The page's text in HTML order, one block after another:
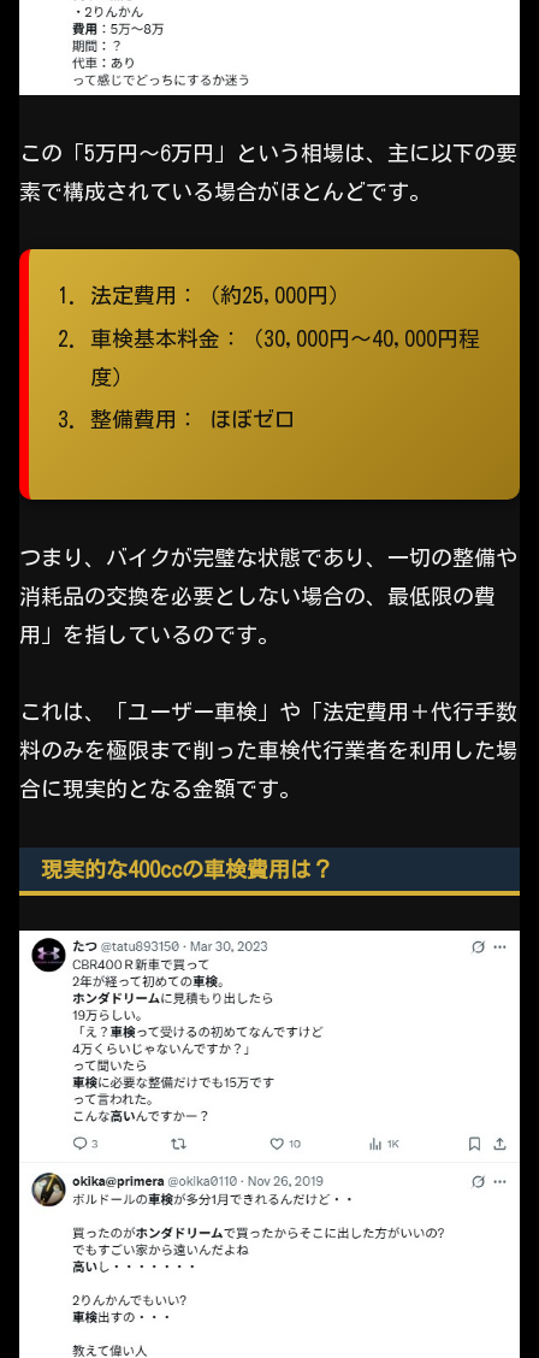
この「5万円～6万円」という相場は、主に以下の要
素で構成されている場合がほとんどです。
法定費用：（約25,000円）
車検基本料金：（30,000円～40,000円程
度）
整備費用： ほぼゼロ
つまり、バイクが完璧な状態であり、一切の整備や
消耗品の交換を必要としない場合の、最低限の費
用」を指しているのです。
これは、「ユーザー車検」や「法定費用＋代行手数
料のみを極限まで削った車検代行業者を利用した場
合に現実的となる金額です。
現実的な400ccの車検費用は？